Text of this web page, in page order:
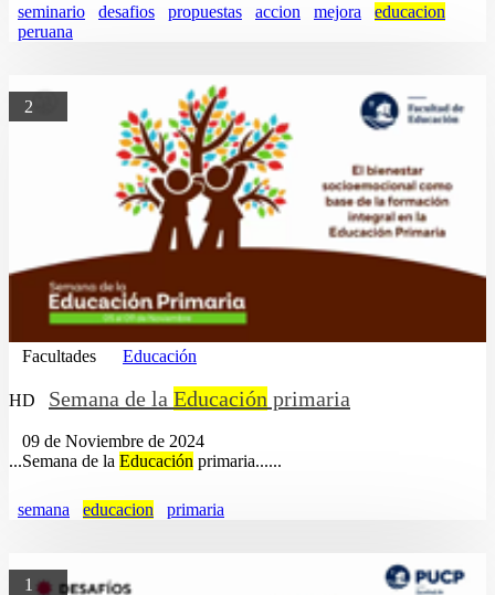
seminario desafios propuestas accion mejora
educacion
peruana
2
Facultades Educación
HD Semana de la Educación primaria
09 de Noviembre de 2024
...Semana de la Educación primaria......
semana educacion primaria
1